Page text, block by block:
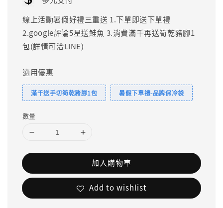
線上活動暑假好禮三重送 1.下單即送下單禮
2.google評論5星送鮭魚 3.消費滿千再送筍乾豬腳1
包(詳情可洽LINE)
適用優惠
滿千送手切筍乾豬腳1包 暑假下單禮-品牌保冷袋
數量
加入購物車
Add to wishlist